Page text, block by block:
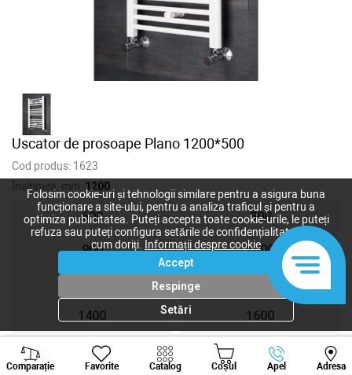
Uscator de prosoape Plano 1200*500
Cod produs: 1623
Înalțimea, mm: 1200
600 800
900 1000
1200
1400 1600
Comparație Favorite Catalog Coșul Apel Adresa
Viber Whatsapp
Folosim cookie-uri și tehnologii similare pentru a asigura buna
funcționare a site-ului, pentru a analiza traficul și pentru a
optimiza publicitatea. Puteți accepta toate cookie-urile, le puteți
refuza sau puteți configura setările de confidențialitate după
cum doriți.
Informații despre cookie
Accept
Respinge
Setări